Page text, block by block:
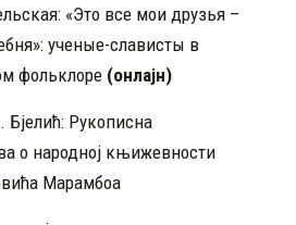
«Это все мои друзья –
ученые-слависты в
фольклоре (онлајн)
Рукописна
о народној књижевности
Марамбоа